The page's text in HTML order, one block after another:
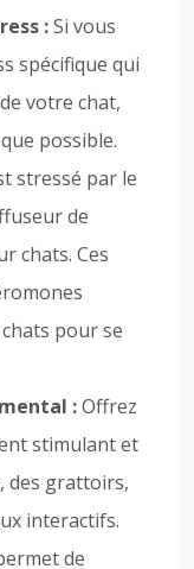
:Si vous
spécifique qui
votre chat,
possible.
stressé par le
de
chats. Ces
pour se
:Offrez
stimulant et
des grattoirs,
interactifs.
de